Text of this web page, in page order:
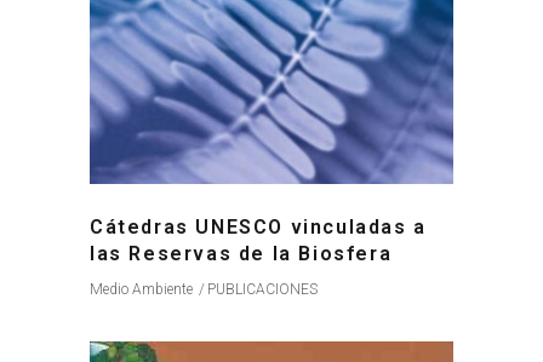
Cátedras UNESCO vinculadas a
las Reservas de la Biosfera
Medio Ambiente PUBLICACIONES